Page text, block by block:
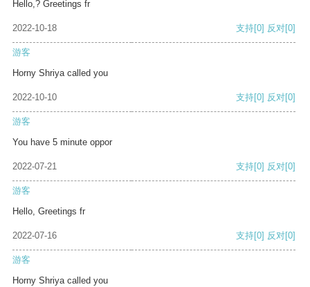
Hello,? Greetings fr
2022-10-18 支持[0] 反对[0]
游客
Horny Shriya called you
2022-10-10 支持[0] 反对[0]
游客
You have 5 minute oppor
2022-07-21 支持[0] 反对[0]
游客
Hello, Greetings fr
2022-07-16 支持[0] 反对[0]
游客
Horny Shriya called you